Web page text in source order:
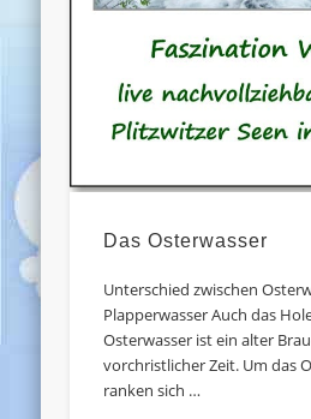
Das Osterwasser
Unterschied zwischen
Plapperwasser Auch das
Osterwasser ist ein alter
vorchristlicher Zeit. Um das
ranken sich …